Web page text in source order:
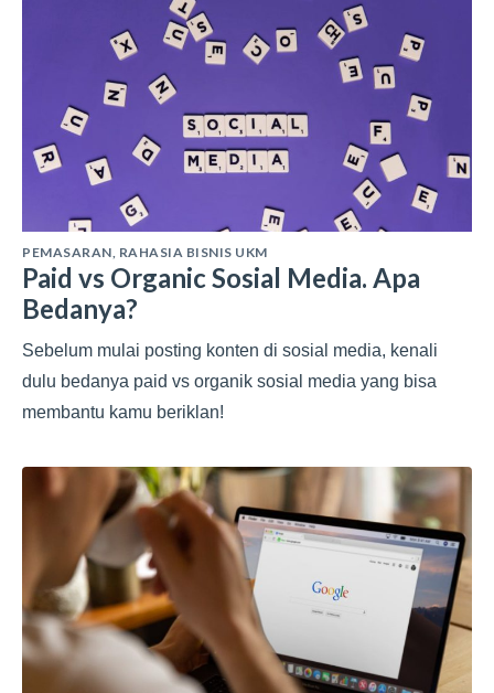
PEMASARAN, RAHASIA BISNIS UKM
Paid vs Organic Sosial Media. Apa
Bedanya?
Sebelum mulai posting konten di sosial media, kenali
dulu bedanya paid vs organik sosial media yang bisa
membantu kamu beriklan!